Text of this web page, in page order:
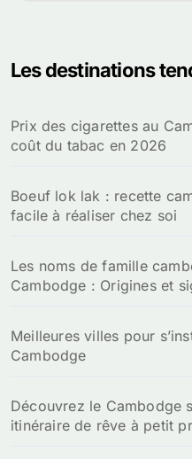
r
e
r
Les destinations
Prix des cigarettes au
coût du tabac en 2026
Boeuf lok lak : recette
facile à réaliser chez soi
Les noms de famille
Cambodge : Origines et
Meilleures villes pour
Cambodge
Découvrez le Cambodge
itinéraire de rêve à petit